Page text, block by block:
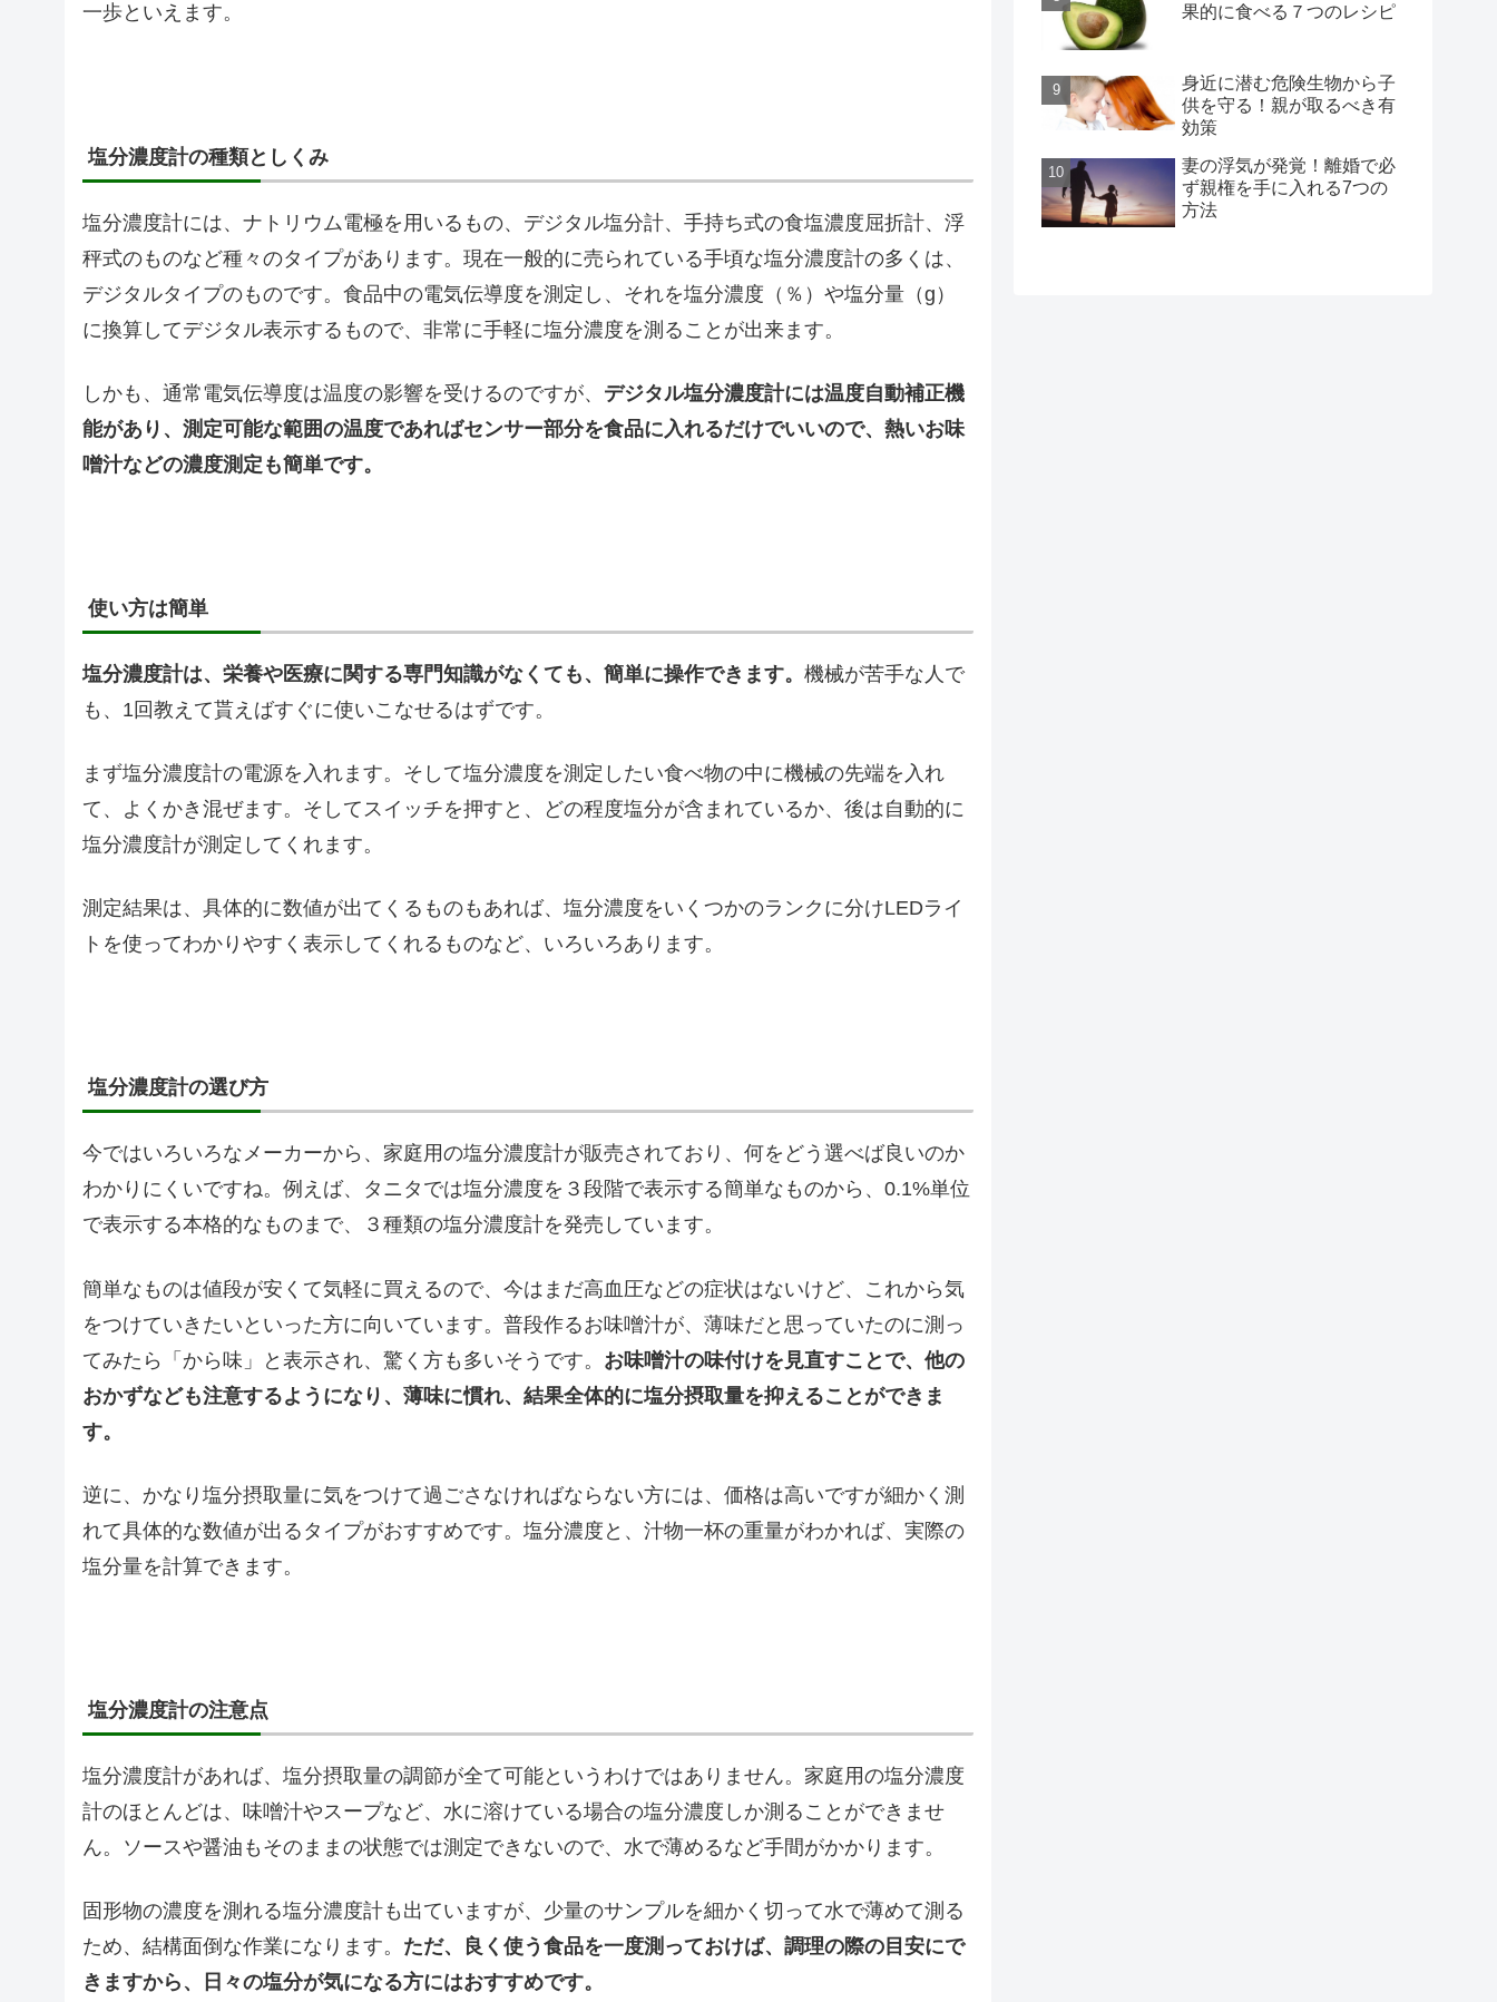
一歩といえます。
塩分濃度計の種類としくみ
塩分濃度計には、ナトリウム電極を用いるもの、デジタル塩分計、手持ち式の食塩濃度屈折計、浮
秤式のものなど種々のタイプがあります。現在一般的に売られている手頃な塩分濃度計の多くは、
デジタルタイプのものです。食品中の電気伝導度を測定し、それを塩分濃度（％）や塩分量（g）
に換算してデジタル表示するもので、非常に手軽に塩分濃度を測ることが出来ます。
しかも、通常電気伝導度は温度の影響を受けるのですが、 デジタル塩分濃度計には温度自動補正機
能があり、測定可能な範囲の温度であればセンサー部分を食品に入れるだけでいいので、熱いお味
噌汁などの濃度測定も簡単です。
使い方は簡単
塩分濃度計は、栄養や医療に関する専門知識がなくても、簡単に操作できます。 機械が苦手な人で
も、1回教えて貰えばすぐに使いこなせるはずです。
まず塩分濃度計の電源を入れます。そして塩分濃度を測定したい食べ物の中に機械の先端を入れ
て、よくかき混ぜます。そしてスイッチを押すと、どの程度塩分が含まれているか、後は自動的に
塩分濃度計が測定してくれます。
測定結果は、具体的に数値が出てくるものもあれば、塩分濃度をいくつかのランクに分けLEDライ
トを使ってわかりやすく表示してくれるものなど、いろいろあります。
塩分濃度計の選び方
今ではいろいろなメーカーから、家庭用の塩分濃度計が販売されており、何をどう選べば良いのか
わかりにくいですね。例えば、タニタでは塩分濃度を３段階で表示する簡単なものから、0.1%単位
で表示する本格的なものまで、３種類の塩分濃度計を発売しています。
簡単なものは値段が安くて気軽に買えるので、今はまだ高血圧などの症状はないけど、これから気
をつけていきたいといった方に向いています。普段作るお味噌汁が、薄味だと思っていたのに測っ
てみたら「から味」と表示され、驚く方も多いそうです。 お味噌汁の味付けを見直すことで、他の
おかずなども注意するようになり、薄味に慣れ、結果全体的に塩分摂取量を抑えることができま
す。
逆に、かなり塩分摂取量に気をつけて過ごさなければならない方には、価格は高いですが細かく測
れて具体的な数値が出るタイプがおすすめです。塩分濃度と、汁物一杯の重量がわかれば、実際の
塩分量を計算できます。
塩分濃度計の注意点
塩分濃度計があれば、塩分摂取量の調節が全て可能というわけではありません。家庭用の塩分濃度
計のほとんどは、味噌汁やスープなど、水に溶けている場合の塩分濃度しか測ることができませ
ん。ソースや醤油もそのままの状態では測定できないので、水で薄めるなど手間がかかります。
固形物の濃度を測れる塩分濃度計も出ていますが、少量のサンプルを細かく切って水で薄めて測る
ため、結構面倒な作業になります。 ただ、良く使う食品を一度測っておけば、調理の際の目安にで
きますから、日々の塩分が気になる方にはおすすめです。
果的に食べる７つのレシピ
身近に潜む危険生物から子
供を守る！親が取るべき有
効策
妻の浮気が発覚！離婚で必
ず親権を手に入れる7つの
方法